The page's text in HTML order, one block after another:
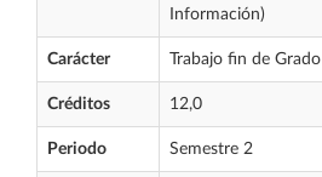
Información)
Carácter Trabajo fin de Grado
Créditos 12,0
Periodo Semestre 2